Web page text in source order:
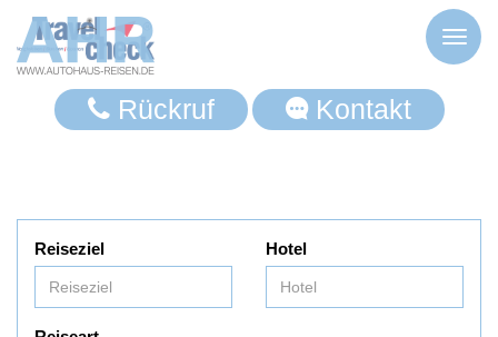
Toggle
Rückruf Kontakt
Reiseziel Hotel